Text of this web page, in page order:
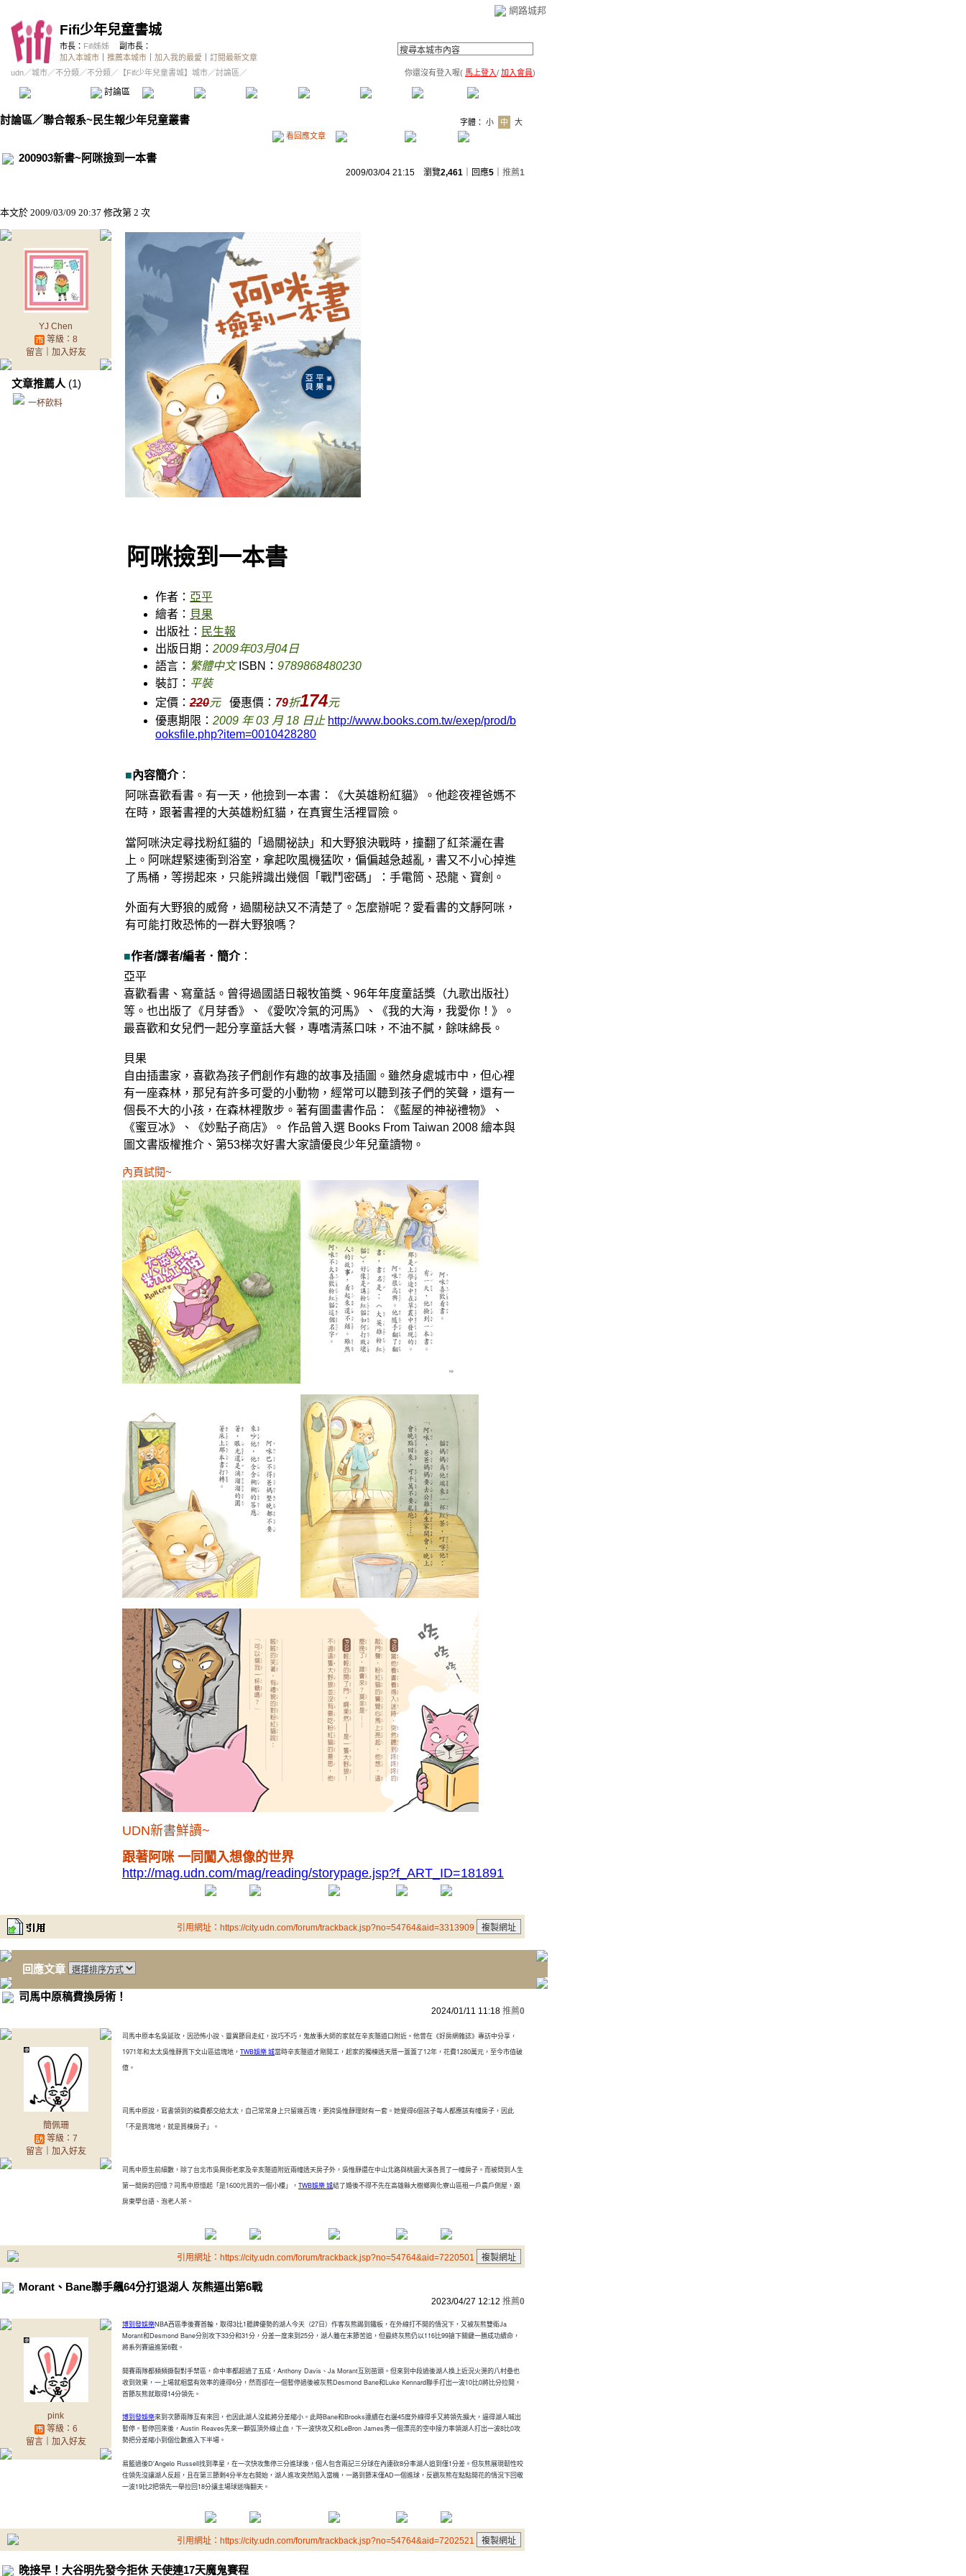
網路城邦
Fifi少年兒童書城
市長： Fifi姊姊
副市長：
加入本城市
推薦本城市 加入我的最愛
訂閱最新文章
udn／城市／不分類 ／不分類 ／ 【Fifi少年兒童書城】城市／討論區／ 你還沒有登入喔( 馬上登入/ 加入會員)
討論區 精華區 投票區 影像館 公告區 訪客簿 市政中心
討論區／聯合報系~民生報少年兒童叢書 字體： 小 中
大
看回應文章
200903新書~阿咪撿到一本書
2009/03/04 21:15 瀏覽2,461 ｜回應5 推薦1
本文於 2009/03/09 20:37 修改第 2 次
YJ Chen
等級：8
留言｜ 加入好友
文章推薦人 (1)
一杯飲料
阿咪撿到一本書
作者： 亞平
繪者： 貝果
出版社： 民生報
出版日期： 2009年03月04日
語言： 繁體中文 ISBN： 9789868480230
裝訂： 平裝
定價： 220元 優惠價： 79折174元
優惠期限： 2009 年 03 月 18 日止 http://www.books.com.tw/exep/prod/b
ooksfile.php?item=0010428280
■內容簡介：
阿咪喜歡看書。有一天，他撿到一本書：《大英雄粉紅貓》。他趁夜裡爸媽不
在時，跟著書裡的大英雄粉紅貓，在真實生活裡冒險。
當阿咪決定尋找粉紅貓的「過關祕訣」和大野狼決戰時，撞翻了紅茶灑在書
上。阿咪趕緊速衝到浴室，拿起吹風機猛吹，偏偏越急越亂，書又不小心掉進
了馬桶，等撈起來，只能辨識出幾個「戰鬥密碼」：手電筒、恐龍、寶劍。
外面有大野狼的威脅，過關秘訣又不清楚了。怎麼辦呢？愛看書的文靜阿咪，
有可能打敗恐怖的一群大野狼嗎？
■作者/譯者/編者．簡介：
亞平
喜歡看書、寫童話。曾得過國語日報牧笛獎、96年年度童話獎（九歌出版社）
等。也出版了《月芽香》、《愛吹冷氣的河馬》、《我的大海，我愛你！》。
最喜歡和女兒們一起分享童話大餐，專嗜清蒸口味，不油不膩，餘味綿長。
貝果
自由插畫家，喜歡為孩子們創作有趣的故事及插圖。雖然身處城市中，但心裡
有一座森林，那兒有許多可愛的小動物，經常可以聽到孩子們的笑聲，還有一
個長不大的小孩，在森林裡散步。著有圖畫書作品：《藍屋的神祕禮物》、
《蜜豆冰》、《妙點子商店》。 作品曾入選 Books From Taiwan 2008 繪本與
圖文書版權推介、第53梯次好書大家讀優良少年兒童讀物。
內頁試閱~
UDN新書鮮讀~
跟著阿咪 一同闖入想像的世界
http://mag.udn.com/mag/reading/storypage.jsp?f_ART_ID=181891
引用網址：https://city.udn.com/forum/trackback.jsp?no=54764&aid=3313909
回應文章
司馬中原稿費換房術！
2024/01/11 11:18 推薦0
簡佩珊
等級：7
留言｜ 加入好友
司馬中原本名吳延玫，因恐怖小說、靈異節目走紅，說巧不巧，鬼故事大師的家就在辛亥隧道口附近。他曾在《好房網雜誌》專訪中分享，
1971年和太太吳惟靜買下文山區這塊地， TWB娛樂 城當時辛亥隧道才剛開工，起家的獨棟透天厝一蓋蓋了12年，花費1280萬元，至今市值破
億。
司馬中原說，寫書領到的稿費都交給太太，自己常常身上只留幾百塊，更誇吳惟靜理財有一套。她覺得6個孩子每人都應該有幢房子，因此
「不是買塊地，就是買棟房子」。
司馬中原生前細數，除了台北市吳興街老家及辛亥隧道附近兩幢透天房子外，吳惟靜還在中山北路與桃園大溪各買了一幢房子。而被問到人生
第一間房的回憶？司馬中原憶起「是1600元買的一個小樓」， TWB娛樂 城結了婚後不得不先在高雄縣大樹鄉興化寮山區租一戶農戶側屋，跟
房東學台語、泡老人茶。
引用網址：https://city.udn.com/forum/trackback.jsp?no=54764&aid=7220501
Morant、Bane聯手飆64分打退湖人 灰熊逼出第6戰
2023/04/27 12:12 推薦0
pink
等級：6
留言｜ 加入好友
博到發娛樂NBA西區季後賽首輪，取得3比1聽牌優勢的湖人今天（27日）作客灰熊踢到鐵板，在外線打不開的情況下，又被灰熊雙衛Ja
Morant和Desmond Bane分別攻下33分和31分，分差一度來到25分，湖人雖在末節苦追，但最終灰熊仍以116比99搶下關鍵一勝成功續命，
將系列賽逼進第6戰。
開賽兩隊都頻頻撕裂對手禁區，命中率都超過了五成，Anthony Davis、Ja Morant互別苗頭。但來到中段過後湖人換上近況火燙的八村壘也
收到效果，一上場就相當有效率的連得6分，然而卻在一個暫停過後被灰熊Desmond Bane和Luke Kennard聯手打出一波10比0將比分拉開，
首節灰熊就取得14分領先。
博到發娛樂來到次節兩隊互有來回，也因此湖人沒能將分差縮小。此時Bane和Brooks連續在右邊45度外線得手又將領先擴大，逼得湖人喊出
暫停。暫停回來後，Austin Reaves先來一顆弧頂外線止血，下一波快攻又和LeBron James秀一個漂亮的空中接力率領湖人打出一波8比0攻
勢把分差縮小到個位數進入下半場。
易籃過後D'Angelo Russell找到準星，在一次快攻集停三分進球後，個人包含兩記三分球在內連砍8分率湖人追到僅1分差。但灰熊展現韌性咬
住領先沒讓湖人反超，且在第三節剩4分半左右開始，湖人進攻突然陷入當機，一路到節末僅AD一個進球，反觀灰熊在點點開花的情況下回敬
一波19比2把領先一舉拉回18分讓主場球迷嗨翻天。
引用網址：https://city.udn.com/forum/trackback.jsp?no=54764&aid=7202521
晚接早！大谷明先發今拒休 天使連17天魔鬼賽程